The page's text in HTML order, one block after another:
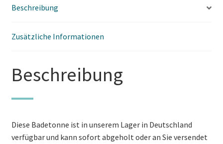
Beschreibung
Zusätzliche Informationen
Beschreibung
Diese Badetonne ist in unserem Lager in Deutschland
verfügbar und kann sofort abgeholt oder an Sie versendet